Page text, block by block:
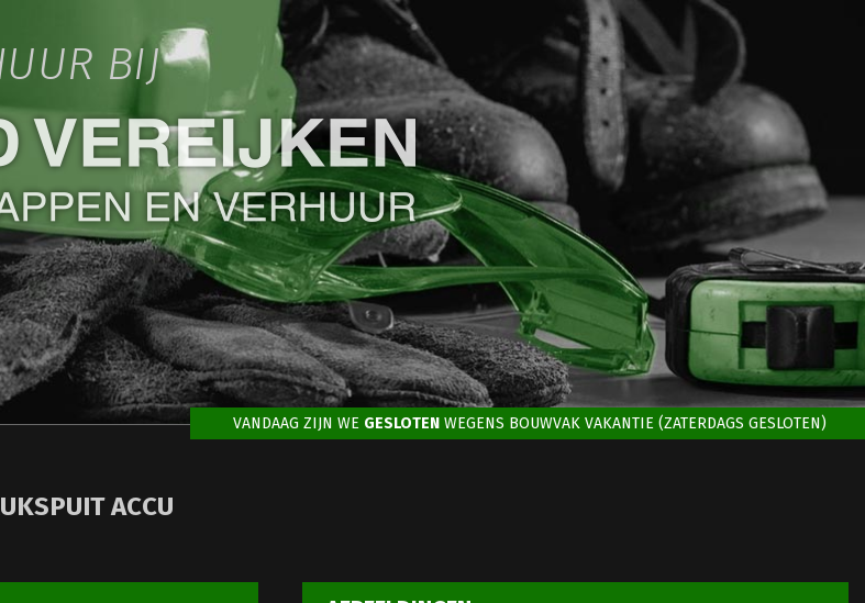
BIJ
VANDAAG ZIJN WE GESLOTEN WEGENS BOUWVAK VAKANTIE (ZATERDAGS GESLOTEN)
ACCU